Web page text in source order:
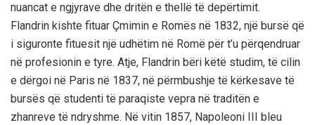
nuancat e ngjyrave dhe dritën e thellë të depërtimit.
Flandrin kishte fituar Çmimin e Romës në 1832, një bursë që
i siguronte fituesit një udhëtim në Romë për t’u përqendruar
në profesionin e tyre. Atje, Flandrin bëri këtë studim, të cilin
e dërgoi në Paris në 1837, në përmbushje të kërkesave të
bursës që studenti të paraqiste vepra në traditën e
zhanreve të ndryshme. Në vitin 1857, Napoleoni III bleu